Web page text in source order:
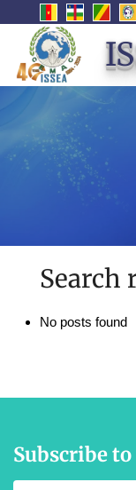
Search
No posts found
Subscribe